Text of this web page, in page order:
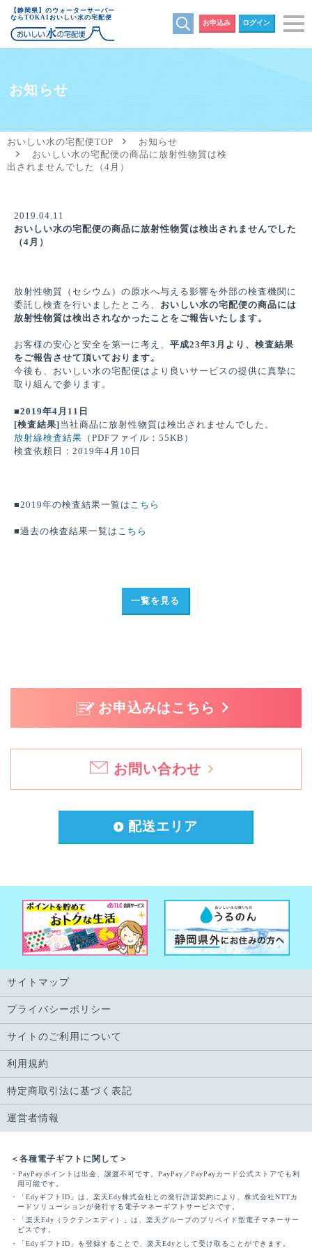
【静岡県】のウォーターサーバー
ならTOKAIおいしい水の宅配便
お申込み ログイン
お知らせ
おいしい水の宅配便TOP
お知らせ
おいしい水の宅配便の商品に放射性物質は検
出されませんでした（4月）
2019.04.11
おいしい水の宅配便の商品に放射性物質は検出されませんでした
（4月）
放射性物質（セシウム）の原水へ与える影響を外部の検査機関に
委託し検査を行いましたところ、 おいしい水の宅配便の商品には
放射性物質は検出されなかったことをご報告いたします。
お客様の安心と安全を第一に考え、 平成23年3月より、 検査結果
をご報告させて頂いております。
今後も、おいしい水の宅配便はより良いサービスの提供に真摯に
取り組んで参ります。
■2019年4月11日
[検査結果]当社商品に放射性物質は検出されませんでした。
放射線検査結果 （PDFファイル：55KB）
検査依頼日：2019年4月10日
■2019年の検査結果一覧は こちら
■過去の検査結果一覧は こちら
一覧を見る
お申込みはこちら
お問い合わせ
配送エリア
サイトマップ
プライバシーポリシー
サイトのご利用について
利用規約
特定商取引法に基づく表記
運営者情報
＜各種電子ギフトに関して＞
・PayPayポイントは出金、譲渡不可です。PayPay／PayPayカード公式ストアでも利
用可能です。
・「EdyギフトID」は、楽天Edy株式会社との発行許諾契約により、株式会社NTTカ
ードソリューションが発行する電子マネーギフトサービスです。
・「楽天Edy（ラクテンエディ）」は、楽天グループのプリペイド型電子マネーサー
ビスです。
・「EdyギフトID」を登録することで、楽天Edyとして受け取ることができます。